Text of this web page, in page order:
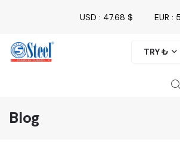
USD : 47.68 $ EUR :
TRY ₺
Blog